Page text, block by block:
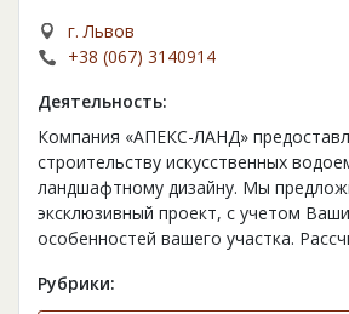
г. Львов
+38 (067) 3140914
Деятельность:
Компания «АПЕКС-ЛАНД»
строительству искусственных
ландшафтному дизайну. Мы
эксклюзивный проект, с учетом
особенностей вашего участка.
Рубрики: